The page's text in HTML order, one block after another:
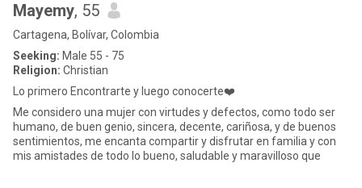
Mayemy, 55
Cartagena, Bolívar, Colombia
Seeking: Male 55 - 75
Religion: Christian
Lo primero Encontrarte y luego conocerte❤️
Me considero una mujer con virtudes y defectos, como todo ser
humano, de buen genio, sincera, decente, cariñosa, y de buenos
sentimientos, me encanta compartir y disfrutar en familia y con
mis amistades de todo lo bueno, saludable y maravilloso que